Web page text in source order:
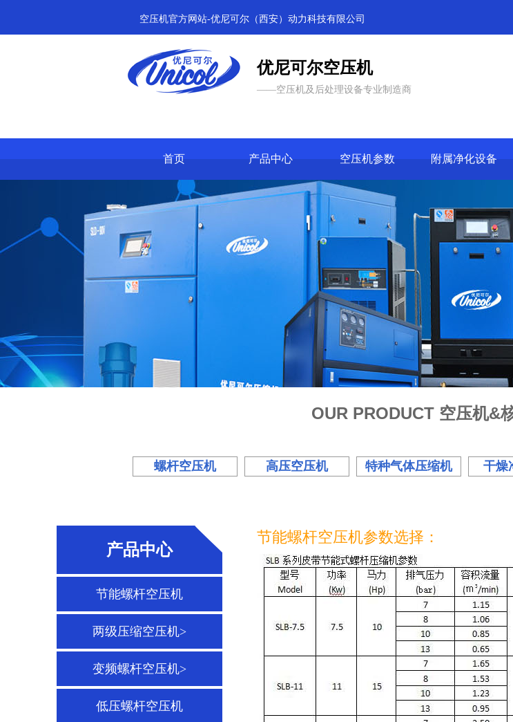
空压机官方网站-优尼可尔（西安）动力科技有限公司
优尼可尔空压机
——空压机及后处理设备专业制造商
首页 产品中心 空压机参数 附属净化设备
OUR PRODUCT 空压机&
螺杆空压机 高压空压机 特种气体压缩机 干燥
产品中心
节能螺杆空压机
两级压缩空压机>
变频螺杆空压机>
低压螺杆空压机
节能螺杆空压机参数选择：